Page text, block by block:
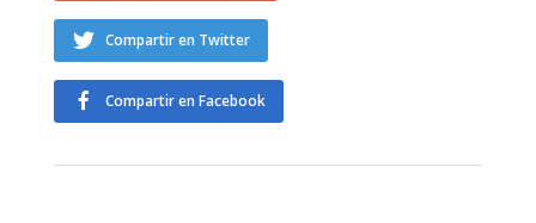
Compartir en Twitter
Compartir en Facebook